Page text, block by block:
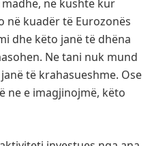
në kushte kur
kuadër të Eurozonës
dhe këto janë të dhëna
Ne tani nuk mund
të krahasueshme. Ose
ne e imagjinojmë, këto